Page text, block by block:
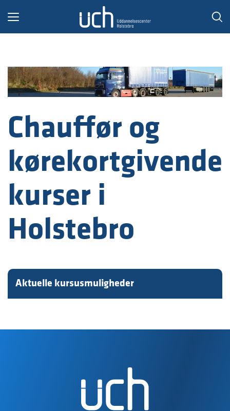
Toggle
Chauffør og
kørekortgivende
kurser i
Holstebro
Aktuelle kursusmuligheder